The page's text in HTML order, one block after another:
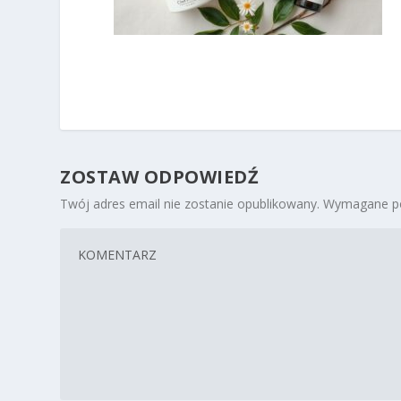
ZOSTAW ODPOWIEDŹ
Twój adres email nie zostanie opublikowany. Wymagane